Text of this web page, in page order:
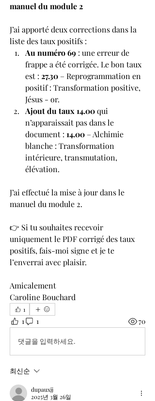
manuel du module 2
J’ai apporté deux corrections dans la
liste des taux positifs :
Au numéro 69 : une erreur de
frappe a été corrigée. Le bon taux
est : 27.30 – Reprogrammation en
positif : Transformation positive,
Jésus - or.
Ajout du taux 14.00 qui
n’apparaissait pas dans le
document : 14.00 – Alchimie
blanche : Transformation
intérieure, transmutation,
élévation.
J’ai effectué la mise à jour dans le
manuel du module 2.
👉 Si tu souhaites recevoir
uniquement le PDF corrigé des taux
positifs, fais-moi signe et je te
l’enverrai avec plaisir.
Amicalement
Caroline Bouchard
1
1 1 70
댓글을 입력하세요.
최신순
dupauxjj
2025년 3월 26일